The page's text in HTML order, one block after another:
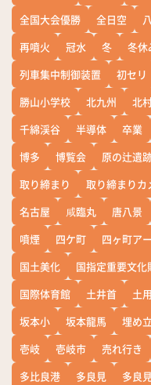
全国大会優勝
全日空
再噴火
冠水 冬 冬休
列車集中制御装置
初セリ
勝山小学校
北九州 北
千綿渓谷
半導体 卒業
博多
博覧会 原の辻遺
取り締まり
取り締まりカ
名古屋
咸臨丸 唐八景
噴煙
四ケ町 四ヶ町ア
国土美化
国指定重要文化
国際体育館
土井首 土
坂本小
坂本龍馬 埋め
壱岐
壱岐市 売れ行き
多比良港
多良見 多良